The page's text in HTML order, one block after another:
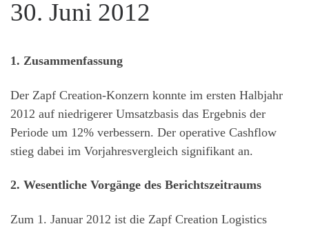
30. Juni 2012
1. Zusammenfassung
Der Zapf Creation-Konzern konnte im ersten Halbjahr
2012 auf niedrigerer Umsatzbasis das Ergebnis der
Periode um 12% verbessern. Der operative Cashflow
stieg dabei im Vorjahresvergleich signifikant an.
2. Wesentliche Vorgänge des Berichtszeitraums
Zum 1. Januar 2012 ist die Zapf Creation Logistics